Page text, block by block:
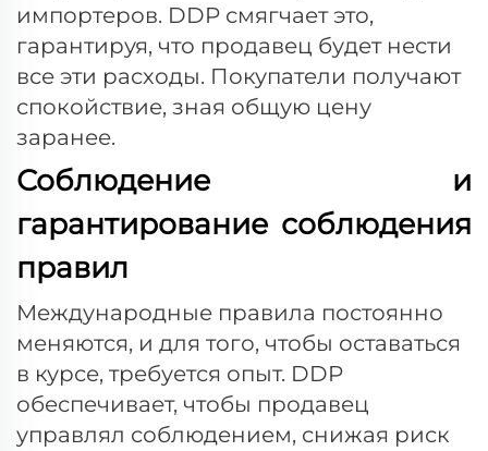
импортеров. DDP смягчает это,
гарантируя, что продавец будет нести
все эти расходы. Покупатели получают
спокойствие, зная общую цену
заранее.
Соблюдение и
гарантирование соблюдения
правил
Международные правила постоянно
меняются, и для того, чтобы оставаться
в курсе, требуется опыт. DDP
обеспечивает, чтобы продавец
управлял соблюдением, снижая риск